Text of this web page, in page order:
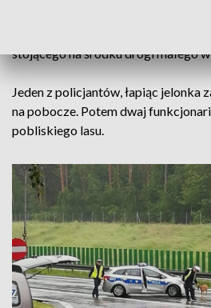
stojącego na środku drogi małego
Jeden z policjantów, łapiąc jelonka
na pobocze. Potem dwaj
pobliskiego lasu.